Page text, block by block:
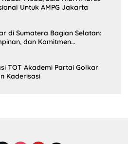
Untuk AMPG Jakarta
di Sumatera Bagian Selatan:
dan Komitmen
TOT Akademi Partai Golkar
Kaderisasi